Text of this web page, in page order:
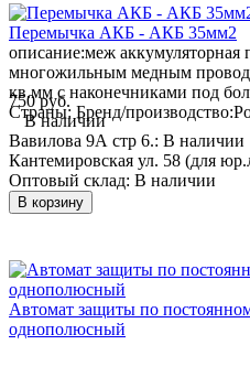
Перемычка АКБ - АКБ 35мм2
описание:меж аккумуляторная
многожильным медным
кв.мм с наконечниками под
Страны: Бренд/производство:
750 руб.
В наличии
Вавилова 9А стр 6.: В наличии
Кантемировская ул. 58 (для
Оптовый склад: В наличии
В корзину
Автомат защиты по
однополюсный